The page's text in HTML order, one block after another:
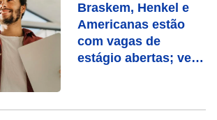
Braskem, Henkel e
Americanas estão
com vagas de
estágio abertas; veja